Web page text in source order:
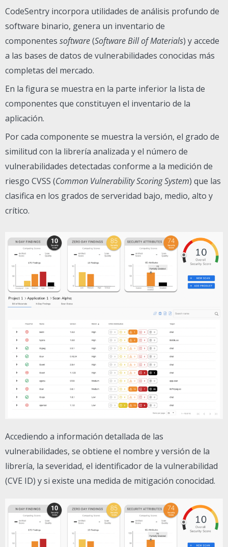
CodeSentry incorpora utilidades de análisis profundo de
software binario, genera un inventario de
componentes software(Software Bill of Materials) y accede
a las bases de datos de vulnerabilidades conocidas más
completas del mercado.
En la figura se muestra en la parte inferior la lista de
componentes que constituyen el inventario de la
aplicación.
Por cada componente se muestra la versión, el grado de
similitud con la librería analizada y el número de
vulnerabilidades detectadas conforme a la medición de
riesgo CVSS (Common Vulnerability Scoring System) que las
clasifica en los grados de serveridad bajo, medio, alto y
crítico.
Accediendo a información detallada de las
vulnerabilidades, se obtiene el nombre y versión de la
librería, la severidad, el identificador de la vulnerabilidad
(CVE ID) y si existe una medida de mitigación conocidad.